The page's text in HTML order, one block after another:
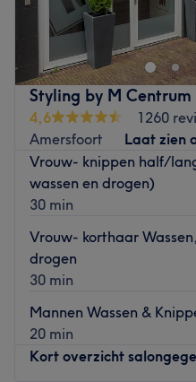
Het professionele en
creatieve en trendy
een klassieke knipbeurt
Mannen kunnen naast hun
verzorgen. Het is belangrijk
gemak voelt in de salon, en
alles aan doen om dit te
volledig ontspannen en
salon weer verlaten.
Styling by M Centrum
4,6
1260
Amersfoort
Laat zien
Vrouw- knippen half/
wassen en drogen)
30 min
Vrouw- korthaar
drogen
30 min
Mannen Wassen &
20 min
Kort overzicht